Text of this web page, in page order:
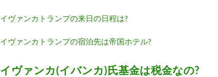
イヴァンカトランプの来日の日程は?
イヴァンカトランプの宿泊先は帝国ホテル?
イヴァンカ(イバンカ)氏基金は税金なの?